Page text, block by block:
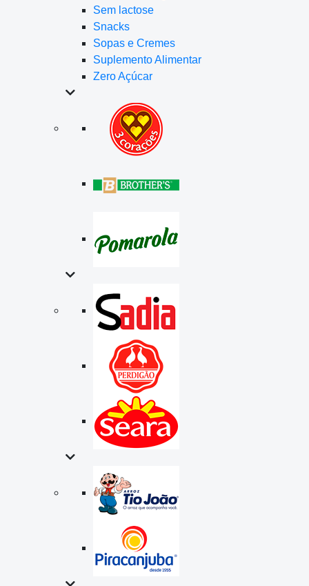
Sem lactose
Snacks
Sopas e Cremes
Suplemento Alimentar
Zero Açúcar